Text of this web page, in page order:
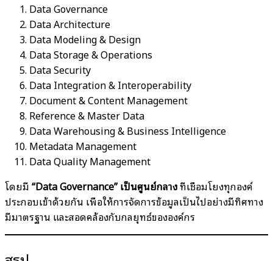
Data Governance
Data Architecture
Data Modeling & Design
Data Storage & Operations
Data Security
Data Integration & Interoperability
Document & Content Management
Reference & Master Data
Data Warehousing & Business Intelligence
Metadata Management
Data Quality Management
โดยมี“Data Governance” เป็นศูนย์กลางที่เชื่อมโยงทุกองค์
ประกอบเข้าด้วยกัน เพื่อให้การจัดการข้อมูลเป็นไปอย่างมีทิศทาง
มีมาตรฐาน และสอดคล้องกับกลยุทธ์ขององค์กร